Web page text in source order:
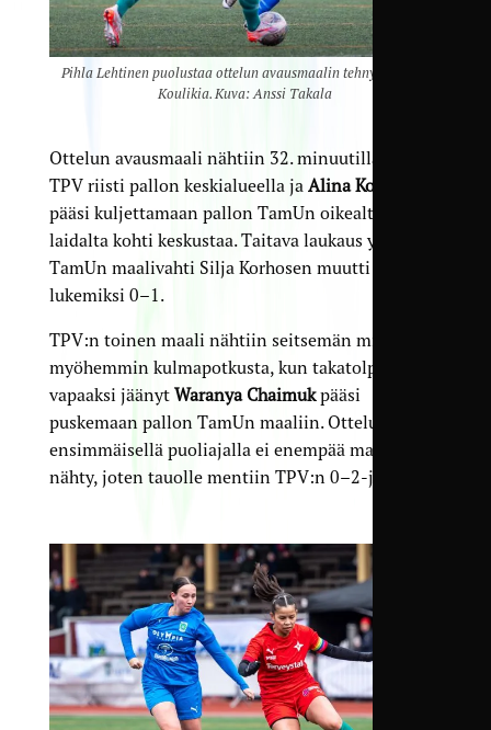
Pihla Lehtinen puolustaa ottelun avausmaalin tehnyttä Alina
Koulikia. Kuva: Anssi Takala
Ottelun avausmaali nähtiin 32. minuutilla, kun
TPV riisti pallon keskialueella ja Alina Koulik
pääsi kuljettamaan pallon TamUn oikealta
laidalta kohti keskustaa. Taitava laukaus yli
TamUn maalivahti Silja Korhosen muutti
lukemiksi 0–1.
TPV:n toinen maali nähtiin seitsemän minuuttia
myöhemmin kulmapotkusta, kun takatolpalle
vapaaksi jäänyt Waranya Chaimukpääsi
puskemaan pallon TamUn maaliin. Ottelun
ensimmäisellä puoliajalla ei enempää maaleja
nähty, joten tauolle mentiin TPV:n 0–2-johdossa.